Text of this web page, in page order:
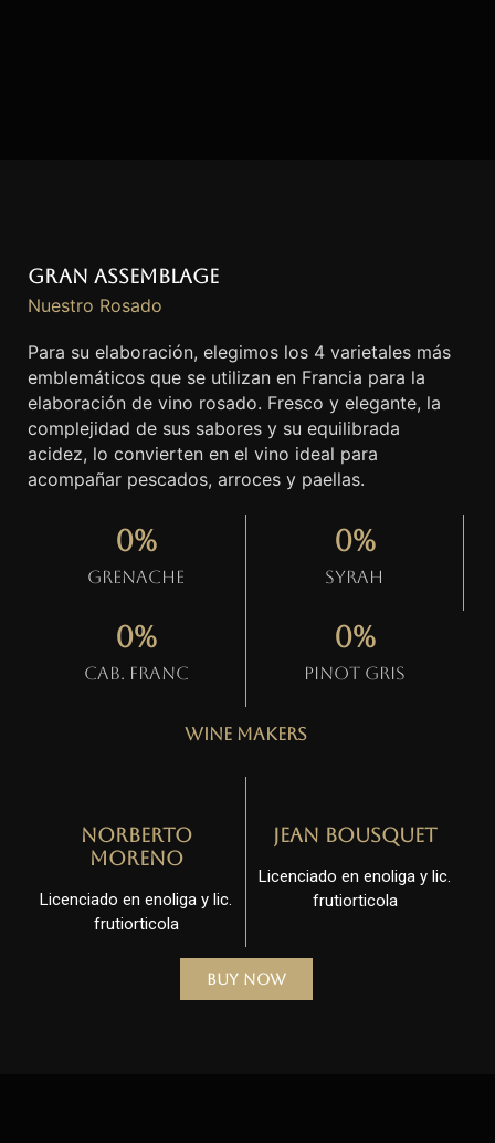
Gran Assemblage
Nuestro Rosado
Para su elaboración, elegimos los 4 varietales más
emblemáticos que se utilizan en Francia para la
elaboración de vino rosado. Fresco y elegante, la
complejidad de sus sabores y su equilibrada
acidez, lo convierten en el vino ideal para
acompañar pescados, arroces y paellas.
Grenache
0%
Syrah
0%
Cab. Franc
0%
Pinot gris
0%
Wine Makers
Norberto
Moreno
Licenciado en enoliga y lic.
frutiorticola
Jean Bousquet
Licenciado en enoliga y lic.
frutiorticola
Buy Now